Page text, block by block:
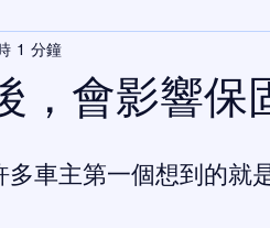
，會影響保
1 分鐘
車主第一個想到的就